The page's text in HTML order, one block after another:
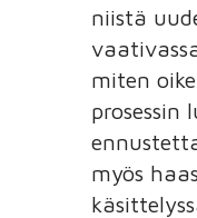
niistä
miten
myös